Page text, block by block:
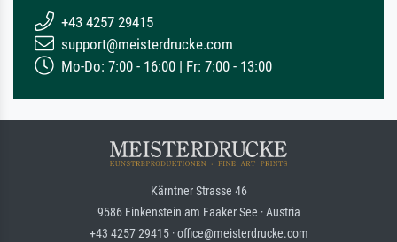
+43 4257 29415
support@meisterdrucke.com
Mo-Do: 7:00 - 16:00 | Fr: 7:00 - 13:00
Kärntner Strasse 46
9586 Finkenstein am Faaker See · Austria
+43 4257 29415 · office@meisterdrucke.com